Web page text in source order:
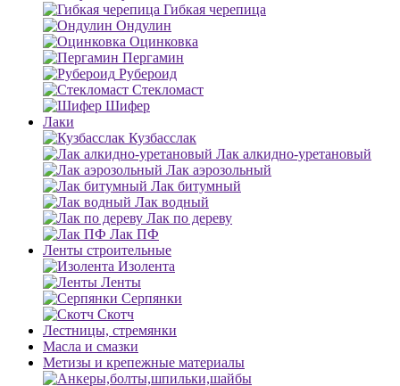
Гибкая черепица
Ондулин
Оцинковка
Пергамин
Рубероид
Стекломаст
Шифер
Лаки
Кузбасслак
Лак алкидно-уретановый
Лак аэрозольный
Лак битумный
Лак водный
Лак по дереву
Лак ПФ
Ленты строительные
Изолента
Ленты
Серпянки
Скотч
Лестницы, стремянки
Масла и смазки
Метизы и крепежные материалы